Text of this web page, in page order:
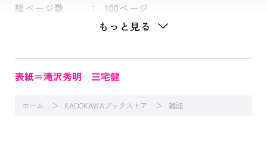
総ページ数 100ページ
もっと見る
表紙＝滝沢秀明 三宅健
ホーム KADOKAWAブックストア 雑誌